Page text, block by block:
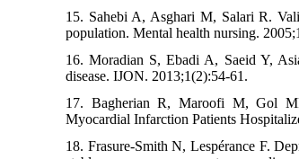
15. Sahebi A, Asghari M, Salari R.
population. Mental health nursing.
16. Moradian S, Ebadi A, Saeid Y,
disease. IJON. 2013;1(2):54-61.
17. Bagherian R, Maroofi M, Gol
Myocardial Infarction Patients
18. Frasure-Smith N, Lespérance F.